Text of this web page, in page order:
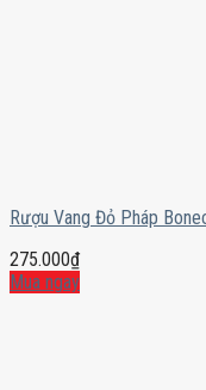
Rượu Vang Đỏ Pháp
275.000₫
Mua ngay